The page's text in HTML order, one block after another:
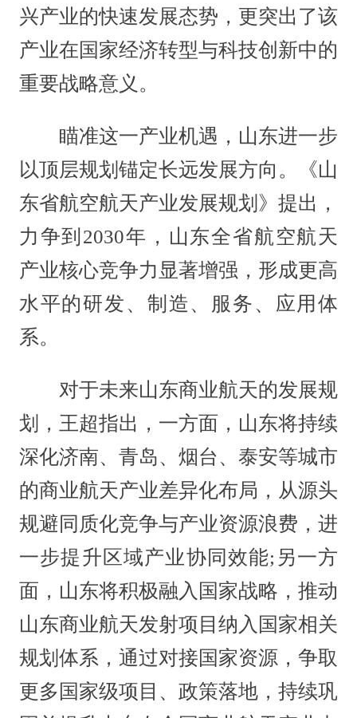
兴产业的快速发展态势，更突出了该
产业在国家经济转型与科技创新中的
重要战略意义。
瞄准这一产业机遇，山东进一步
以顶层规划锚定长远发展方向。《山
东省航空航天产业发展规划》提出，
力争到2030年，山东全省航空航天
产业核心竞争力显著增强，形成更高
水平的研发、制造、服务、应用体
系。
对于未来山东商业航天的发展规
划，王超指出，一方面，山东将持续
深化济南、青岛、烟台、泰安等城市
的商业航天产业差异化布局，从源头
规避同质化竞争与产业资源浪费，进
一步提升区域产业协同效能;另一方
面，山东将积极融入国家战略，推动
山东商业航天发射项目纳入国家相关
规划体系，通过对接国家资源，争取
更多国家级项目、政策落地，持续巩